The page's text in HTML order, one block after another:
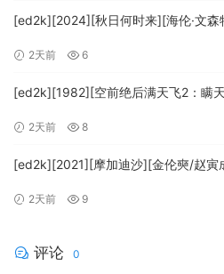
[ed2k][2024][秋日何时来][海伦·文森
FRDS]
2天前 6
[ed2k][1982][空前绝后满天飞2：瞒
[1080p.BluRay.x264.DTS-WiKi]
2天前 8
[ed2k][2021][摩加迪沙][金伦奭/赵寅
2天前 9
评论 0